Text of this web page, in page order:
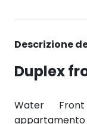
Descrizione
Duplex
Water
appartamento